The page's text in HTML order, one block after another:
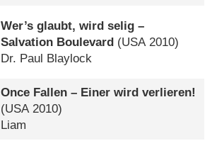
Wer’s glaubt, wird selig –
Salvation Boulevard (USA 2010)
Dr. Paul Blaylock
Once Fallen – Einer wird verlieren!
(USA2010)
Liam